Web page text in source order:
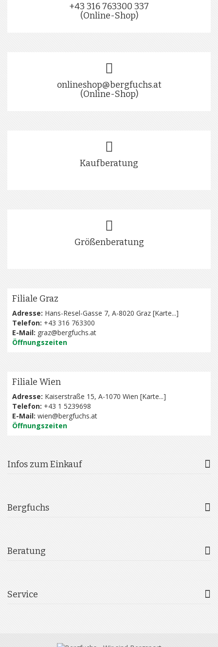
+43 316 763300 337
(Online-Shop)
onlineshop@bergfuchs.at
(Online-Shop)
Kaufberatung
Größenberatung
Filiale Graz
Adresse: Hans-Resel-Gasse 7, A-8020 Graz [Karte...]
Telefon: +43 316 763300
E-Mail: graz@bergfuchs.at
Öffnungszeiten
Filiale Wien
Adresse: Kaiserstraße 15, A-1070 Wien [Karte...]
Telefon: +43 1 5239698
E-Mail: wien@bergfuchs.at
Öffnungszeiten
Infos zum Einkauf
Bergfuchs
Beratung
Service